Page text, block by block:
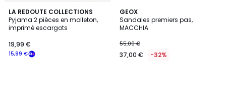
LA REDOUTE COLLECTIONS
Pyjama 2 pièces en molleton,
imprimé escargots
15,99 €
19,99 €
GEOX
Sandales premiers pas,
MACCHIA
55,00 €
37,00 € -32%